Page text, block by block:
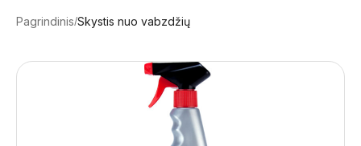
Pagrindinis Skystis nuo vabzdžių